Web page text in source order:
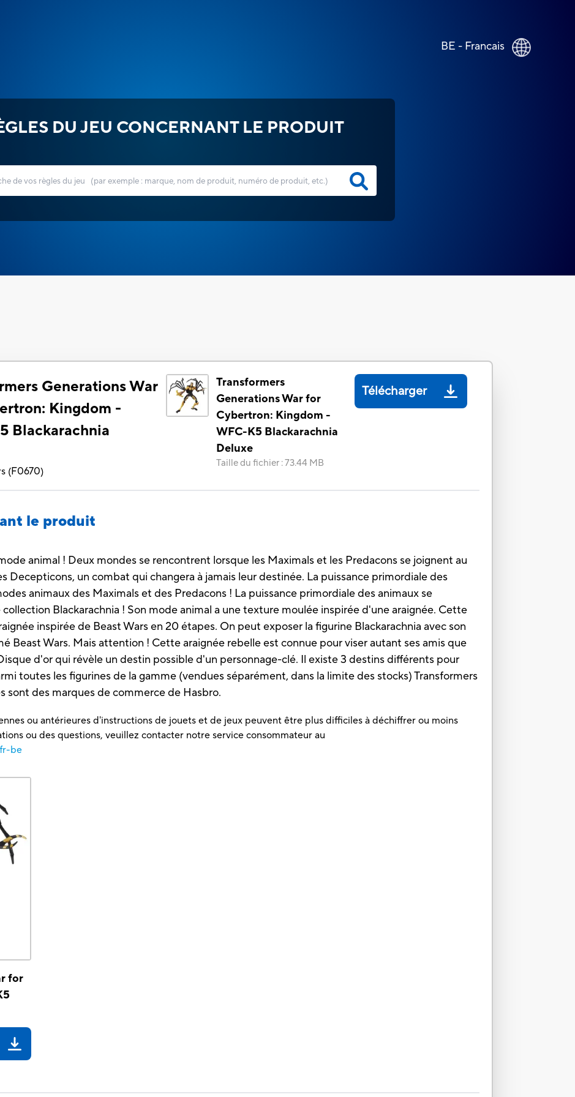
BE - Francais
DU JEU CONCERNANT LE PRODUIT
Generations War
Kingdom -
Blackarachnia
(F0670)
Transformers
Generations War for
Cybertron: Kingdom -
WFC-K5 Blackarachnia
Deluxe
Taille du fichier :73.44 MB
Télécharger
le produit
animal ! Deux mondes se rencontrent lorsque les Maximals et les Predacons se joignent au
Decepticons, un combat qui changera à jamais leur destinée. La puissance primordiale des
animaux des Maximals et des Predacons ! La puissance primordiale des animaux se
Blackarachnia ! Son mode animal a une texture moulée inspirée d'une araignée. Cette
inspirée de Beast Wars en 20 étapes. On peut exposer la figurine Blackarachnia avec son
Beast Wars. Mais attention ! Cette araignée rebelle est connue pour viser autant ses amis que
d'or qui révèle un destin possible d'un personnage-clé. Il existe 3 destins différents pour
toutes les figurines de la gamme (vendues séparément, dans la limite des stocks) Transformers
sont des marques de commerce de Hasbro.
ou antérieures d'instructions de jouets et de jeux peuvent être plus difficiles à déchiffrer ou moins
ou des questions, veuillez contacter notre service consommateur au
be
for